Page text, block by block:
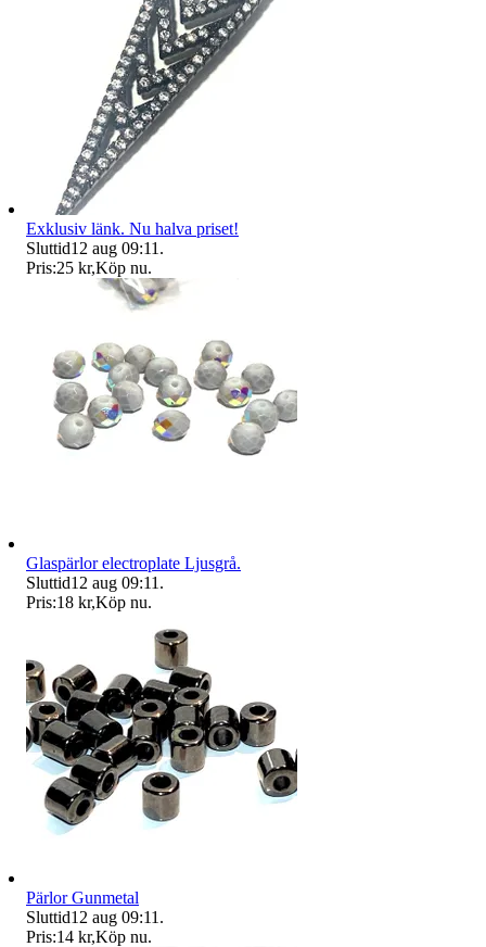
Exklusiv länk. Nu halva priset!
Sluttid12 aug 09:11 .
Pris:25 kr,Köp nu.
Glaspärlor electroplate Ljusgrå.
Sluttid12 aug 09:11 .
Pris:18 kr,Köp nu.
Pärlor Gunmetal
Sluttid12 aug 09:11 .
Pris:14 kr,Köp nu.